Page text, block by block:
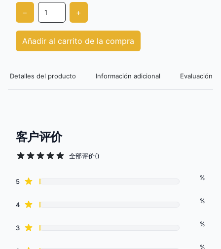
− +
Añadir al carrito de la compra
Detalles del producto Información adicional Evaluación
客户评价
全部评价()
Review data
5star reviews %
4 star reviews %
3star reviews %
%